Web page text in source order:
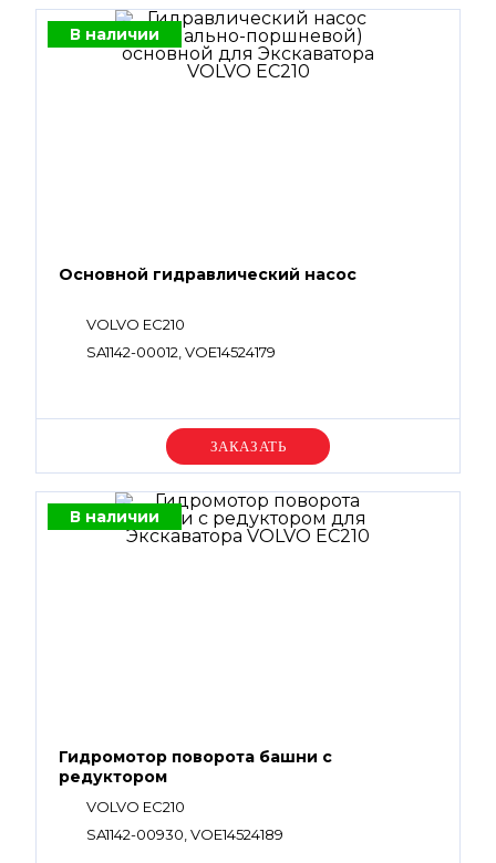
В наличии
Основной гидравлический насос
VOLVO EC210
SA1142-00012, VOE14524179
Уточняйте цену
В наличии
Гидромотор поворота башни с
редуктором
VOLVO EC210
SA1142-00930, VOE14524189